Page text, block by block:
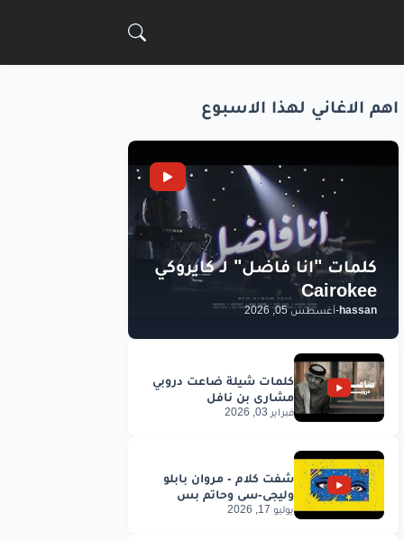
اهم الاغاني لهذا الاسبوع
hassan
-أغسطس 05, 2026
فبراير 03, 2026
يوليو 17, 2026